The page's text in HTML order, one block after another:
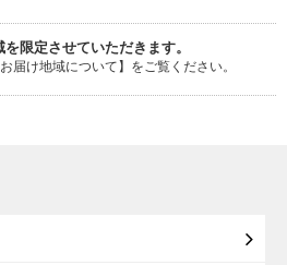
を限定させていただきます。
届け地域について】をご覧ください。